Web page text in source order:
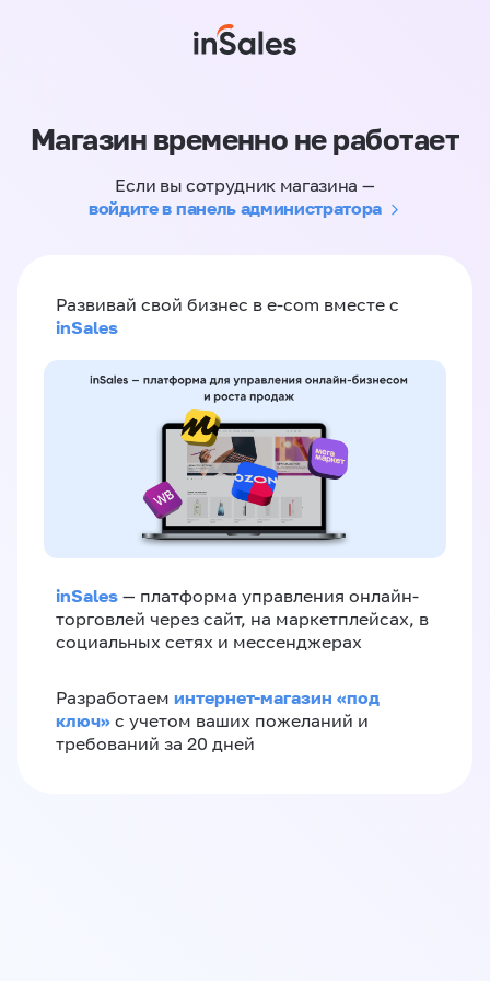
Магазин временно не работает
Если вы сотрудник магазина —
войдите в панель администратора
Развивай свой бизнес в e-com вместе с
inSales
inSales — платформа управления онлайн-
торговлей через сайт, на маркетплейсах, в
социальных сетях и мессенджерах
Разработаем интернет-магазин «‎под
ключ»‎ с учетом ваших пожеланий и
требований за 20 дней